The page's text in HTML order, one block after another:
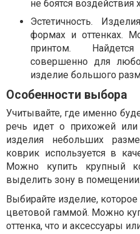
не боятся воздействия
Эстетичность.
формах и оттенках.
принтом.
совершенно для
изделие большого
Особенности выбора
Учитывайте, где именно
речь идет о прихожей или
изделия небольших
коврик используется в
Можно купить крупный
выделить зону в помещении.
Выбирайте изделие,
цветовой гаммой. Можно
оттенка, что и аксессуары